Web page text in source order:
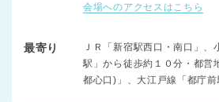
会場へのアクセスはこちら
最寄り
ＪＲ「新宿駅西口・南口」
駅」から徒歩約１０分・都営
都心口)」、大江戸線「都庁